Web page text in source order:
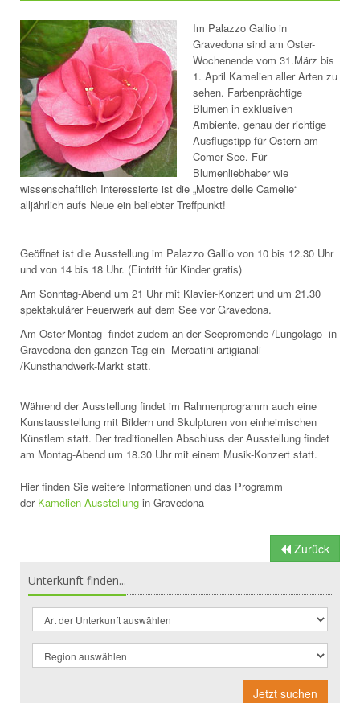
Im Palazzo Gallio in
Gravedona sind am Oster-
Wochenende vom 31.März bis
1. April Kamelien aller Arten zu
sehen. Farbenprächtige
Blumen in exklusiven
Ambiente, genau der richtige
Ausflugstipp für Ostern am
Comer See. Für
Blumenliebhaber wie
wissenschaftlich Interessierte ist die „Mostre delle Camelie“
alljährlich aufs Neue ein beliebter Treffpunkt!
Geöffnet ist die Ausstellung im Palazzo Gallio von 10 bis 12.30 Uhr
und von 14 bis 18 Uhr. (Eintritt für Kinder gratis)
Am Sonntag-Abend um 21 Uhr mit Klavier-Konzert und um 21.30
spektakulärer Feuerwerk auf dem See vor Gravedona.
Am Oster-Montag findet zudem an der Seepromende /Lungolago in
Gravedona den ganzen Tag ein Mercatini artigianali
/Kunsthandwerk-Markt statt.
Während der Ausstellung findet im Rahmenprogramm auch eine
Kunstausstellung mit Bildern und Skulpturen von einheimischen
Künstlern statt. Der traditionellen Abschluss der Ausstellung findet
am Montag-Abend um 18.30 Uhr mit einem Musik-Konzert statt.
Hier finden Sie weitere Informationen und das Programm
der Kamelien-Ausstellung in Gravedona
Zurück
Unterkunft finden...
Jetzt suchen